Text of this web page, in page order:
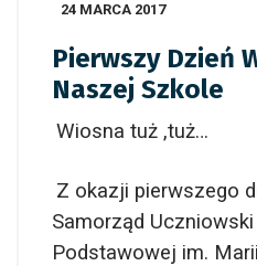
24 MARCA 2017
Pierwszy Dzień
Naszej Szkole
Wiosna tuż ,tuż…
Z okazji pierwszego
Samorząd Uczniowski
Podstawowej im.